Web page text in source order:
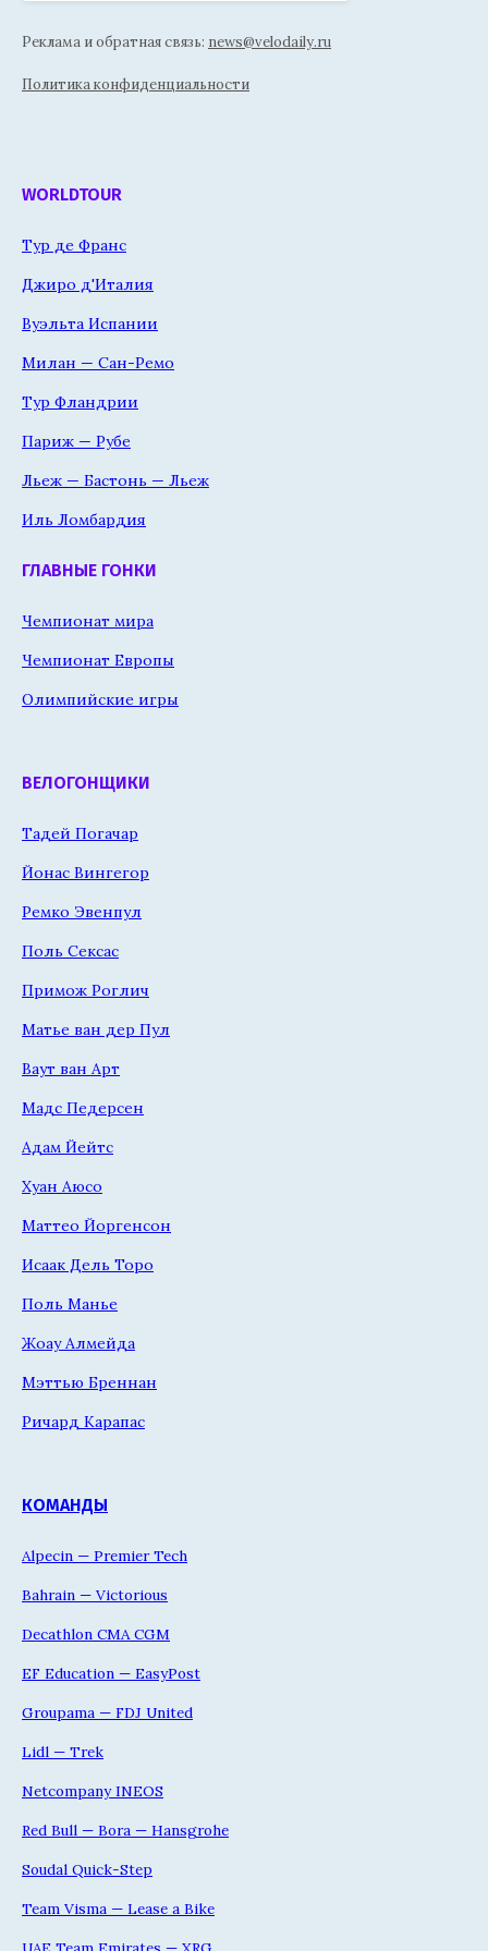
Реклама и обратная связь: news@velodaily.ru
Политика конфиденциальности
WORLDTOUR
Тур де Франс
Джиро д'Италия
Вуэльта Испании
Милан — Сан-Ремо
Тур Фландрии
Париж — Рубе
Льеж — Бастонь — Льеж
Иль Ломбардия
ГЛАВНЫЕ ГОНКИ
Чемпионат мира
Чемпионат Европы
Олимпийские игры
ВЕЛОГОНЩИКИ
Тадей Погачар
Йонас Вингегор
Ремко Эвенпул
Поль Сексас
Примож Роглич
Матье ван дер Пул
Ваут ван Арт
Мадс Педерсен
Адам Йейтс
Хуан Аюсо
Маттео Йоргенсон
Исаак Дель Торо
Поль Манье
Жоау Алмейда
Мэттью Бреннан
Ричард Карапас
КОМАНДЫ
Alpecin — Premier Tech
Bahrain — Victorious
Decathlon CMA CGM
EF Education — EasyPost
Groupama — FDJ United
Lidl — Trek
Netcompany INEOS
Red Bull — Bora — Hansgrohe
Soudal Quick-Step
Team Visma — Lease a Bike